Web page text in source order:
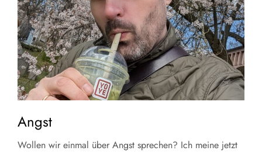
Angst
Wollen wir einmal über Angst sprechen? Ich meine jetzt